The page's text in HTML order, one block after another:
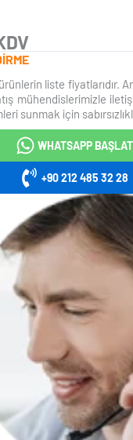
liste fiyatlarıdır.
mühendislerimizle
sunmak için
WHATSAPP BAŞLAT
+90 212 485 32 28